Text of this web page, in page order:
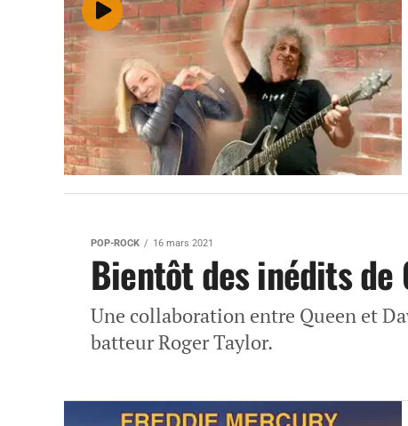
POP-ROCK 16 mars 2021
Bientôt des inédits de
Une collaboration entre Queen et
batteur Roger Taylor.